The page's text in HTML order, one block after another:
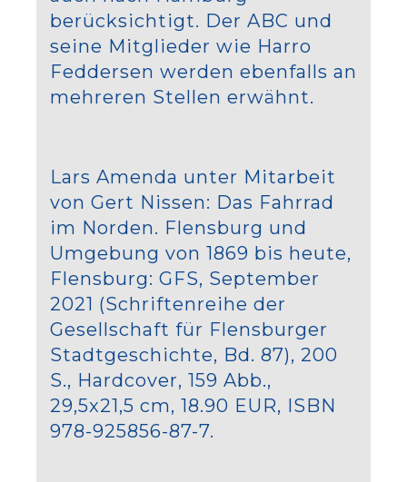
berücksichtigt. Der ABC und
seine Mitglieder wie Harro
Feddersen werden ebenfalls an
mehreren Stellen erwähnt.
Lars Amenda unter Mitarbeit
von Gert Nissen: Das Fahrrad
im Norden. Flensburg und
Umgebung von 1869 bis heute,
Flensburg: GFS, September
2021 (Schriftenreihe der
Gesellschaft für Flensburger
Stadtgeschichte, Bd. 87), 200
S., Hardcover, 159 Abb.,
29,5x21,5 cm, 18.90 EUR, ISBN
978-925856-87-7.